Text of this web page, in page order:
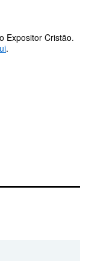
Expositor Cristão.
.